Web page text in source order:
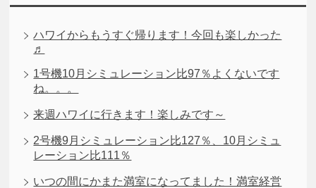
ハワイからもうすぐ帰ります！今回も楽しかった
♬
1号機10月シミュレーション比97％よくないです
ね。。。
来週ハワイに行きます！楽しみです～
2号機9月シミュレーション比127％、10月シミュ
レーション比111％
いつの間にかまた満室になってました！満室経営